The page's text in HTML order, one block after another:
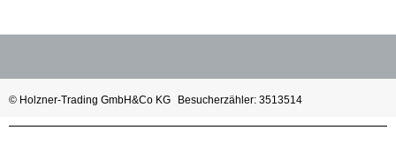
© Holzner-Trading GmbH&Co KG Besucherzähler: 3513514